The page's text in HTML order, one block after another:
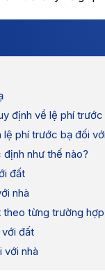
định về lệ phí trước
phí trước bạ đối
như thế nào?
đất
nhà
theo từng trường hợp
đất
với nhà